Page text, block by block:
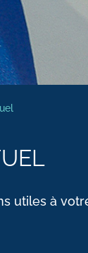
utiles à